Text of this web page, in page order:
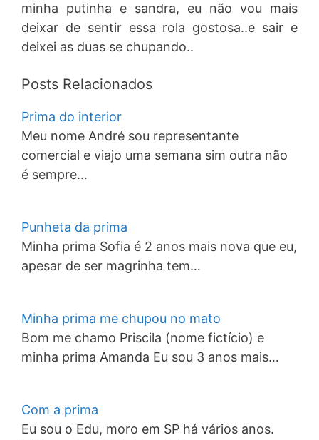
minha putinha e sandra, eu não vou mais
deixar de sentir essa rola gostosa..e sair e
deixei as duas se chupando..
Posts Relacionados
Prima do interior
Meu nome André sou representante
comercial e viajo uma semana sim outra não
é sempre…
Punheta da prima
Minha prima Sofia é 2 anos mais nova que eu,
apesar de ser magrinha tem…
Minha prima me chupou no mato
Bom me chamo Priscila (nome fictício) e
minha prima Amanda Eu sou 3 anos mais…
Com a prima
Eu sou o Edu, moro em SP há vários anos.